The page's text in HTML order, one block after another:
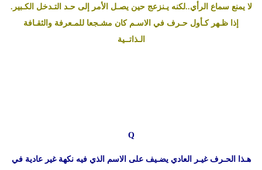
لا يمنع سماع الرأي..لكنه يـنزعج حين يصـل الأمر إلى حـد التـدخل الكـبير.
إذا ظـهر كـأول حـرف في الاسـم كان مشـجعا للمـعرفة والثقـافة
الـذاتــية
Q
هـذا الحـرف غيـر العادي يضـيف على الاسم الذي فيه نكهة غير عادية في